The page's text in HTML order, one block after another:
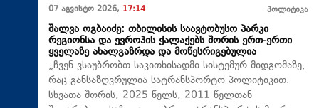
07 აგვისტო 2026, 17:14 პოლიტიკა
შალვა ოგბაიძე: თბილისის საავტობუსო პარკი
რეგიონსა და ევროპის ქალაქებს შორის ერთ-ერთი
ყველაზე ახალგაზრდა და მოწესრიგებულია
„ჩვენ ვსაუბრობთ საკითხისადმი სისტემურ მიდგომაზე,
რაც განსაზღვრულია სატრანსპორტო პოლიტიკით.
სხვათა შორის, 2025 წელს, 2011 წელთან